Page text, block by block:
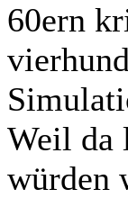
60ern
Weil da
würden